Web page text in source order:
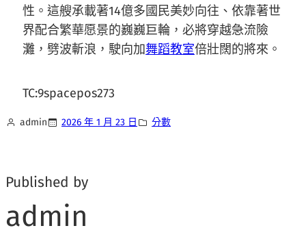
性。這艘承載著14億多國民美妙向往、依靠著世
界配合繁華愿景的巍巍巨輪，必將穿越急流險
灘，劈波斬浪，駛向加舞蹈教室倍壯闊的將來。
TC:9spacepos273
admin 2026 年 1 月 23 日 分數
Published by
admin